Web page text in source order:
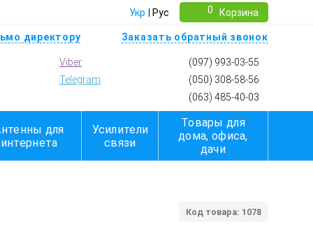
Укр Рус 0 Корзина
директору Заказать обратный звонок
Viber
Telegram
(097) 993-03-55
(050) 308-58-56
(063) 485-40-03
для
интернета
Усилители
связи
Товары для
дома, офиса,
дачи
Код товара: 1078